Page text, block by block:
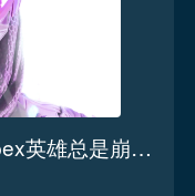
apex英雄总是崩溃怎么办 apex英雄总是崩溃解决办法